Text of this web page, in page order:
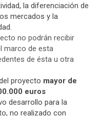
la diferenciación de
mercados y la
no podrán recibir
marco de esta
de ésta u otra
proyecto mayor de
euros
desarrollo para la
no realizado con